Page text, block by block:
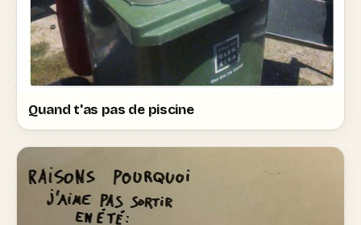
Quand t'as pas de piscine